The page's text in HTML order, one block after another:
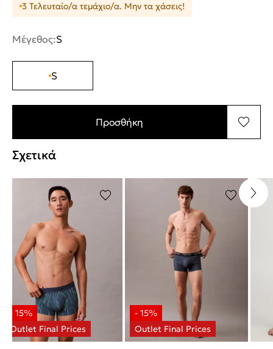
3 Τελευταίο/α τεμάχιο/α. Μην τα χάσεις!
Μέγεθος:S
S
Προσθήκη
Σχετικά